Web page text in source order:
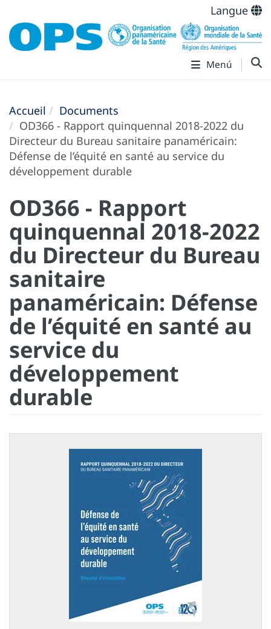
Langue
Menú
Accueil
Documents
OD366 - Rapport quinquennal 2018-2022 du
Directeur du Bureau sanitaire panaméricain:
Défense de l’équité en santé au service du
développement durable
OD366 - Rapport
quinquennal 2018-2022
du Directeur du Bureau
sanitaire
panaméricain: Défense
de l’équité en santé au
service du
développement
durable